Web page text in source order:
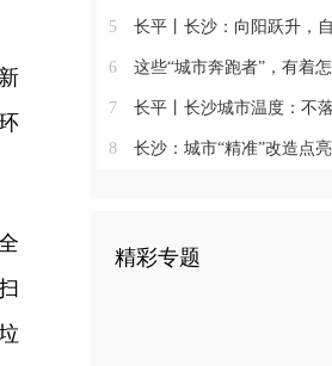
5 长平丨长沙：向阳跃升，
6 这些“城市奔跑者”，有着怎样的
7 长平丨长沙城市温度：不
8 长沙：城市“精准”改造点
精彩专题